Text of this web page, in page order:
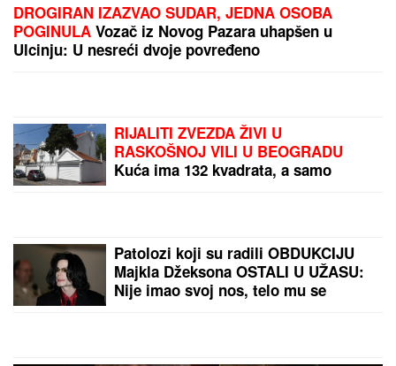
SRBI "PALI" U ŠPANIJI! Maskirani jurili u ukradenim